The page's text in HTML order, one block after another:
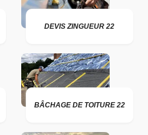
DEVIS ZINGUEUR 22
BÂCHAGE DE TOITURE 22